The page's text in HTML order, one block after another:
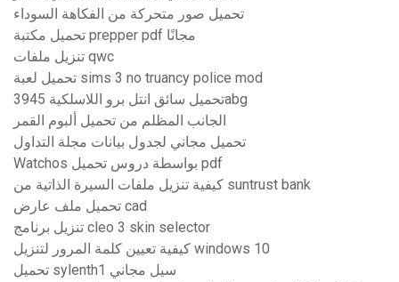
تحميل صور متحركة من الفكاهة السوداء
تحميل مكتبة prepper pdf مجانًا
تنزيل ملفات qwc
تحميل لعبة sims 3 no truancy police mod
تحميل سائق انتل برو اللاسلكية 3945abg
الجانب المظلم من تحميل ألبوم القمر
تحميل مجاني لجدول بيانات مجلة التداول
Watchos بواسطة دروس تحميل pdf
كيفية تنزيل ملفات السيرة الذاتية من suntrust bank
تحميل ملف عارض cad
تنزيل برنامج cleo 3 skin selector
كيفية تعيين كلمة المرور لتنزيل windows 10
تحميل sylenth1 سيل مجاني